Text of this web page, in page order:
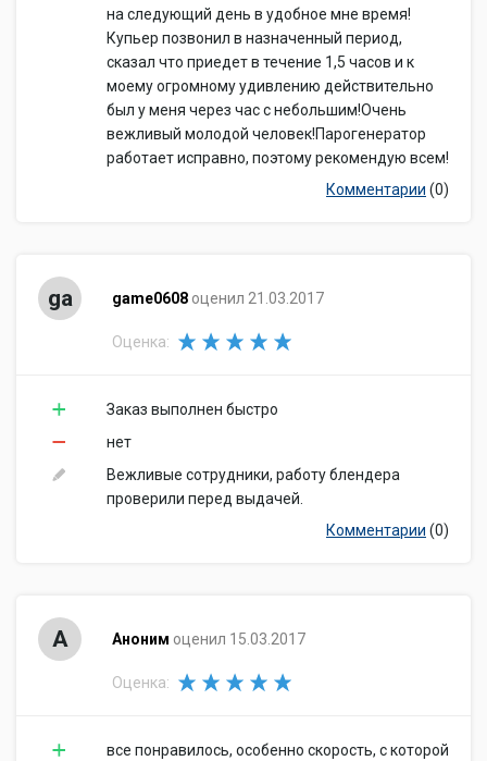
на следующий день в удобное мне время!
Купьер позвонил в назначенный период,
сказал что приедет в течение 1,5 часов и к
моему огромному удивлению действительно
был у меня через час с небольшим!Очень
вежливый молодой человек!Парогенератор
работает исправно, поэтому рекомендую всем!
Комментарии (0)
ga game0608 оценил 21.03.2017
Оценка:
Заказ выполнен быстро
нет
Вежливые сотрудники, работу блендера
проверили перед выдачей.
Комментарии (0)
А Аноним оценил 15.03.2017
Оценка:
все понравилось, особенно скорость, с которой